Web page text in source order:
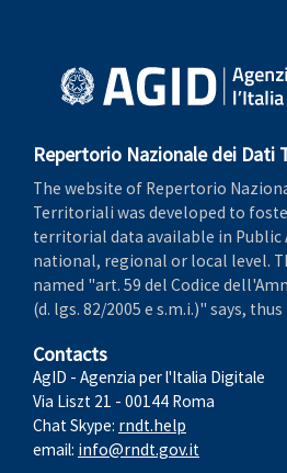
Repertorio Nazionale dei Dati
The website of Repertorio
Territoriali was developed to
territorial data available in
national, regional or local level.
named "art. 59 del Codice
(d. lgs. 82/2005 e s.m.i.)" says,
Contacts
AgID - Agenzia per l'Italia Digitale
Via Liszt 21 - 00144 Roma
Chat Skype: rndt.help
email: info@rndt.gov.it